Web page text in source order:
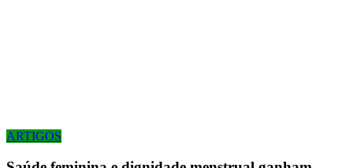
ARTIGOS